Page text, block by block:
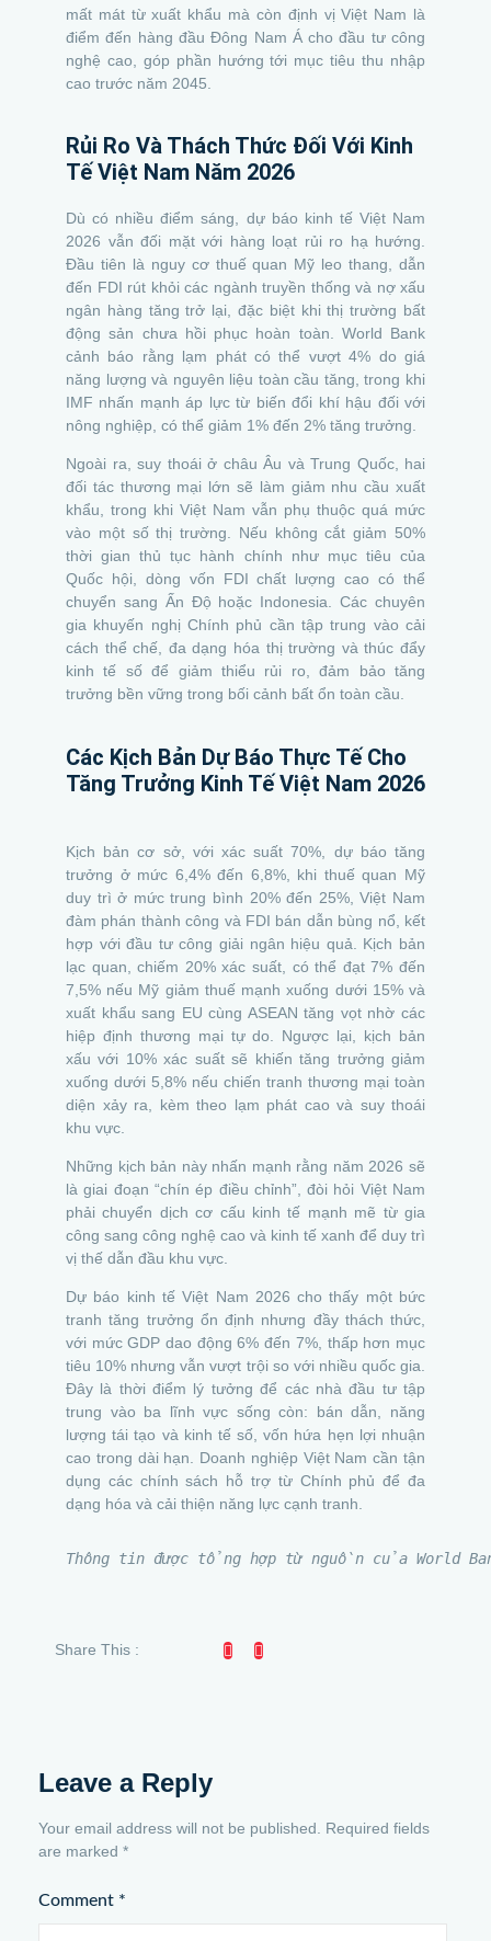
mất mát từ xuất khẩu mà còn định vị Việt Nam là
điểm đến hàng đầu Đông Nam Á cho đầu tư công
nghệ cao, góp phần hướng tới mục tiêu thu nhập
cao trước năm 2045.
Rủi Ro Và Thách Thức Đối Với Kinh
Tế Việt Nam Năm 2026
Dù có nhiều điểm sáng, dự báo kinh tế Việt Nam
2026 vẫn đối mặt với hàng loạt rủi ro hạ hướng.
Đầu tiên là nguy cơ thuế quan Mỹ leo thang, dẫn
đến FDI rút khỏi các ngành truyền thống và nợ xấu
ngân hàng tăng trở lại, đặc biệt khi thị trường bất
động sản chưa hồi phục hoàn toàn. World Bank
cảnh báo rằng lạm phát có thể vượt 4% do giá
năng lượng và nguyên liệu toàn cầu tăng, trong khi
IMF nhấn mạnh áp lực từ biến đổi khí hậu đối với
nông nghiệp, có thể giảm 1% đến 2% tăng trưởng.
Ngoài ra, suy thoái ở châu Âu và Trung Quốc, hai
đối tác thương mại lớn sẽ làm giảm nhu cầu xuất
khẩu, trong khi Việt Nam vẫn phụ thuộc quá mức
vào một số thị trường. Nếu không cắt giảm 50%
thời gian thủ tục hành chính như mục tiêu của
Quốc hội, dòng vốn FDI chất lượng cao có thể
chuyển sang Ấn Độ hoặc Indonesia. Các chuyên
gia khuyến nghị Chính phủ cần tập trung vào cải
cách thể chế, đa dạng hóa thị trường và thúc đẩy
kinh tế số để giảm thiểu rủi ro, đảm bảo tăng
trưởng bền vững trong bối cảnh bất ổn toàn cầu.
Các Kịch Bản Dự Báo Thực Tế Cho
Tăng Trưởng Kinh Tế Việt Nam 2026
Kịch bản cơ sở, với xác suất 70%, dự báo tăng
trưởng ở mức 6,4% đến 6,8%, khi thuế quan Mỹ
duy trì ở mức trung bình 20% đến 25%, Việt Nam
đàm phán thành công và FDI bán dẫn bùng nổ, kết
hợp với đầu tư công giải ngân hiệu quả. Kịch bản
lạc quan, chiếm 20% xác suất, có thể đạt 7% đến
7,5% nếu Mỹ giảm thuế mạnh xuống dưới 15% và
xuất khẩu sang EU cùng ASEAN tăng vọt nhờ các
hiệp định thương mại tự do. Ngược lại, kịch bản
xấu với 10% xác suất sẽ khiến tăng trưởng giảm
xuống dưới 5,8% nếu chiến tranh thương mại toàn
diện xảy ra, kèm theo lạm phát cao và suy thoái
khu vực.
Những kịch bản này nhấn mạnh rằng năm 2026 sẽ
là giai đoạn “chín ép điều chỉnh”, đòi hỏi Việt Nam
phải chuyển dịch cơ cấu kinh tế mạnh mẽ từ gia
công sang công nghệ cao và kinh tế xanh để duy trì
vị thế dẫn đầu khu vực.
Dự báo kinh tế Việt Nam 2026 cho thấy một bức
tranh tăng trưởng ổn định nhưng đầy thách thức,
với mức GDP dao động 6% đến 7%, thấp hơn mục
tiêu 10% nhưng vẫn vượt trội so với nhiều quốc gia.
Đây là thời điểm lý tưởng để các nhà đầu tư tập
trung vào ba lĩnh vực sống còn: bán dẫn, năng
lượng tái tạo và kinh tế số, vốn hứa hẹn lợi nhuận
cao trong dài hạn. Doanh nghiệp Việt Nam cần tận
dụng các chính sách hỗ trợ từ Chính phủ để đa
dạng hóa và cải thiện năng lực cạnh tranh.
Thông tin được tổng hợp từ nguồn của World
Share This :
Leave a Reply
Your email address will not be published.
Required fields
are marked *
Comment *